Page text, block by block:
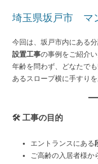
埼玉県坂戸市 マ
今回は、坂戸市内にある
設置工事の事例をご紹介い
年齢を問わず、どなたで
あるスロープ横に手すり
🛠 工事の目的
エントランスにある
ご高齢の入居者様か